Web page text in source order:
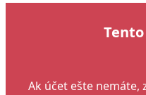
Ak účet ešte